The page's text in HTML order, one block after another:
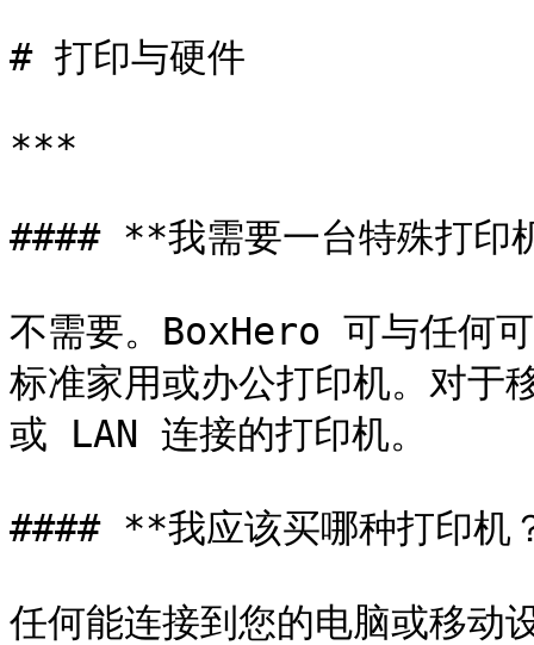
# 打印与硬件
***
#### **我需要一台特殊打印
不需要。BoxHero 可与任何
标准家用或办公打印机。对于
或 LAN 连接的打印机。
#### **我应该买哪种打印机
任何能连接到您的电脑或移动